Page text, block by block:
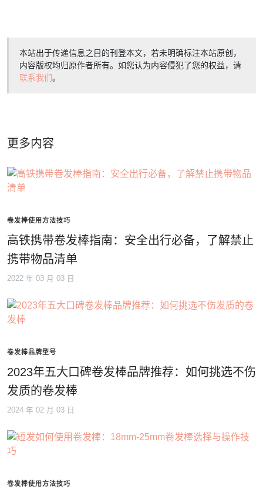
本站出于传递信息之目的刊登本文，若未明确标注本站原创，
内容版权均归原作者所有。如您认为内容侵犯了您的权益，请
联系我们。
更多内容
卷发棒使用方法技巧
高铁携带卷发棒指南：安全出行必备，了解禁止
携带物品清单
2022 年 03 月 03 日
卷发棒品牌型号
2023年五大口碑卷发棒品牌推荐：如何挑选不伤
发质的卷发棒
2024 年 02 月 03 日
卷发棒使用方法技巧